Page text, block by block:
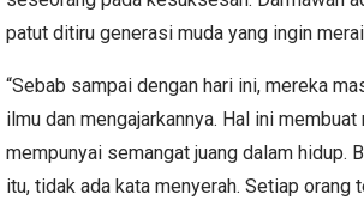
patut ditiru generasi muda yang ingin
“Sebab sampai dengan hari ini, mereka
ilmu dan mengajarkannya. Hal ini
mempunyai semangat juang dalam hidup.
itu, tidak ada kata menyerah. Setiap orang